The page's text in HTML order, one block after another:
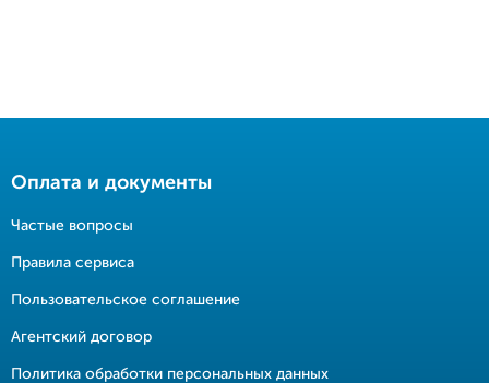
Оплата и документы
Частые вопросы
Правила сервиса
Пользовательское соглашение
Агентский договор
Политика обработки персональных данных